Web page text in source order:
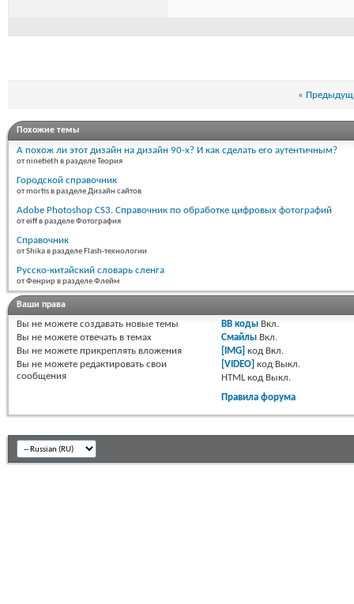
«
Похожие темы
А похож ли этот дизайн на дизайн 90-х? И как сделать его аутентичным?
от ninetieth в разделе Теория
Городской справочник
от mortis в разделе Дизайн сайтов
Adobe Photoshop CS3. Справочник по обработке цифровых фотографий
от eiff в разделе Фотография
Справочник
от Shika в разделе Flash-технологии
Русско-китайский словарь сленга
от Фенрир в разделе Флейм
Ваши права
Вы не можете создавать новые темы
Вы не можете отвечать в темах
Вы не можете прикреплять вложения
Вы не можете редактировать свои
сообщения
BB коды Вкл.
Смайлы Вкл.
[IMG] код Вкл.
[VIDEO] код Выкл.
HTML код Выкл.
Правила форума